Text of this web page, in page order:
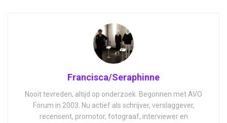
Francisca/Seraphinne
Nooit tevreden, altijd op onderzoek. Begonnen met AVO
Forum in 2003. Nu actief als schrijver, verslaggever,
recensent, promotor, fotograaf, interviewer en